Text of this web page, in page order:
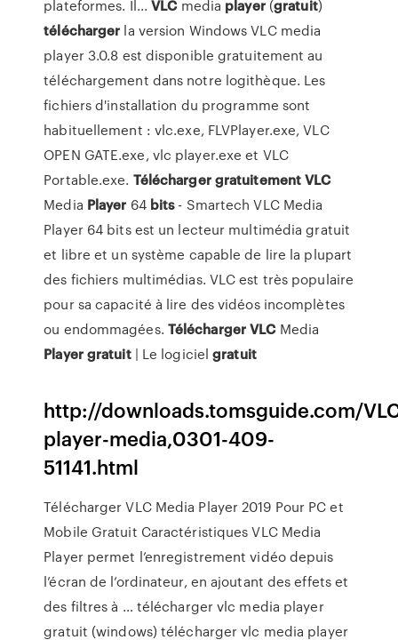
plateformes. Il...VLCmedia player(gratuit)
télécharger la version Windows VLC media
player 3.0.8 est disponible gratuitement au
téléchargement dans notre logithèque. Les
fichiers d'installation du programme sont
habituellement : vlc.exe, FLVPlayer.exe, VLC
OPEN GATE.exe, vlc player.exe et VLC
Portable.exe. Télécharger gratuitement VLC
Media Player 64 bits- Smartech VLC Media
Player 64 bits est un lecteur multimédia gratuit
et libre et un système capable de lire la plupart
des fichiers multimédias. VLC est très populaire
pour sa capacité à lire des vidéos incomplètes
ou endommagées. TéléchargerVLCMedia
Playergratuit| Le logicielgratuit
http://downloads.tomsguide.com/
player-media,0301-409-
51141.html
Télécharger VLC Media Player 2019 Pour PC et
Mobile Gratuit Caractéristiques VLC Media
Player permet l’enregistrement vidéo depuis
l’écran de l’ordinateur, en ajoutant des effets et
des filtres à … télécharger vlc media player
gratuit (windows) télécharger vlc media player